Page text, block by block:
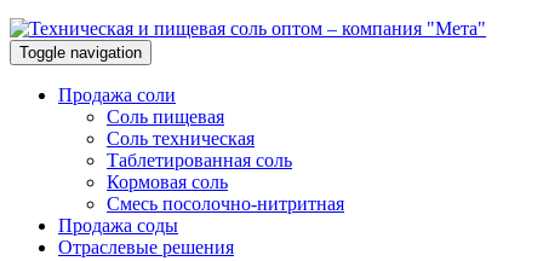
Toggle navigation
Продажа соли
Соль пищевая
Соль техническая
Таблетированная соль
Кормовая соль
Смесь посолочно-нитритная
Продажа соды
Отраслевые решения